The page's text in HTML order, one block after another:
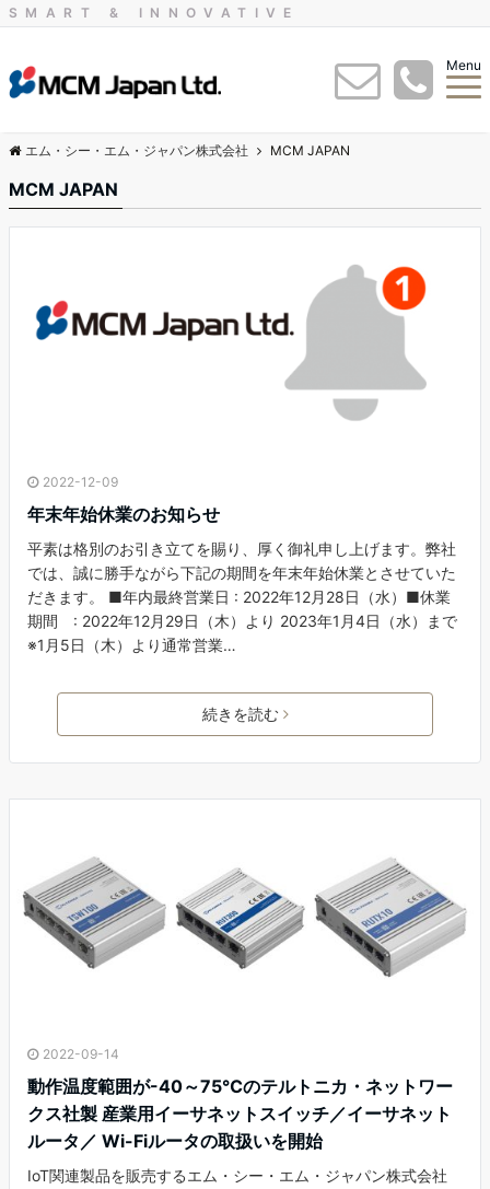
SMART & INNOVATIVE
Menu
エム・シー・エム・ジャパン株式会社 MCM JAPAN
MCM JAPAN
2022-12-09
年末年始休業のお知らせ
平素は格別のお引き立てを賜り、厚く御礼申し上げます。弊社
では、誠に勝手ながら下記の期間を年末年始休業とさせていた
だきます。 ■年内最終営業日 : 2022年12月28日（水）■休業
期間 : 2022年12月29日（木）より 2023年1月4日（水）まで
※1月5日（木）より通常営業…
続きを読む
2022-09-14
動作温度範囲が-40～75℃のテルトニカ・ネットワー
クス社製 産業用イーサネットスイッチ／イーサネット
ルータ／ Wi-Fiルータの取扱いを開始
IoT関連製品を販売するエム・シー・エム・ジャパン株式会社